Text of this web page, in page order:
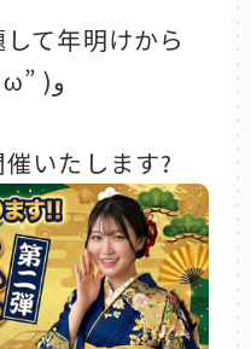
して年明けから
営業しております ٩( ”ω” )و
催いたします?